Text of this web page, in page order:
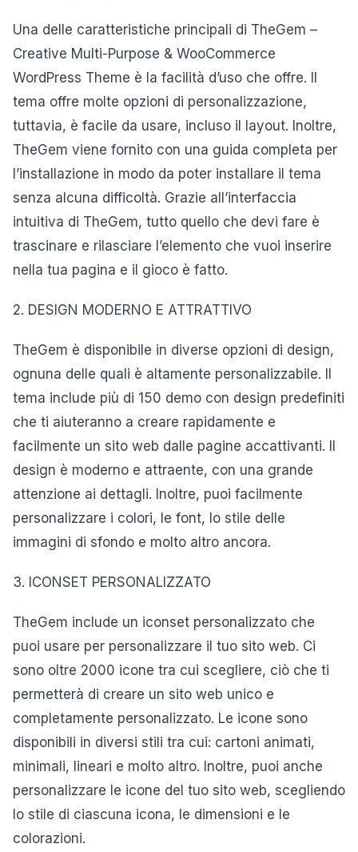
Una delle caratteristiche principali di TheGem –
Creative Multi-Purpose & WooCommerce
WordPress Theme è la facilità d’uso che offre. Il
tema offre molte opzioni di personalizzazione,
tuttavia, è facile da usare, incluso il layout. Inoltre,
TheGem viene fornito con una guida completa per
l’installazione in modo da poter installare il tema
senza alcuna difficoltà. Grazie all’interfaccia
intuitiva di TheGem, tutto quello che devi fare è
trascinare e rilasciare l’elemento che vuoi inserire
nella tua pagina e il gioco è fatto.
2. DESIGN MODERNO E ATTRATTIVO
TheGem è disponibile in diverse opzioni di design,
ognuna delle quali è altamente personalizzabile. Il
tema include più di 150 demo con design predefiniti
che ti aiuteranno a creare rapidamente e
facilmente un sito web dalle pagine accattivanti. Il
design è moderno e attraente, con una grande
attenzione ai dettagli. Inoltre, puoi facilmente
personalizzare i colori, le font, lo stile delle
immagini di sfondo e molto altro ancora.
3. ICONSET PERSONALIZZATO
TheGem include un iconset personalizzato che
puoi usare per personalizzare il tuo sito web. Ci
sono oltre 2000 icone tra cui scegliere, ciò che ti
permetterà di creare un sito web unico e
completamente personalizzato. Le icone sono
disponibili in diversi stili tra cui: cartoni animati,
minimali, lineari e molto altro. Inoltre, puoi anche
personalizzare le icone del tuo sito web, scegliendo
lo stile di ciascuna icona, le dimensioni e le
colorazioni.